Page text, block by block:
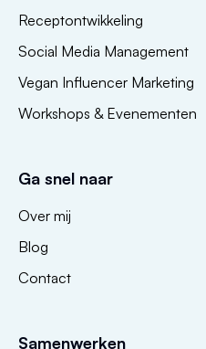
Receptontwikkeling
Social Media Management
Vegan Influencer Marketing
Workshops & Evenementen
Ga snel naar
Over mij
Blog
Contact
Samenwerken